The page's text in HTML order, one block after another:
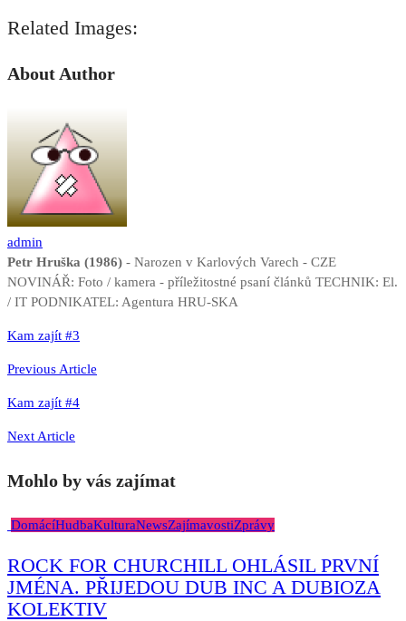
Related Images:
About Author
admin
Petr Hruška (1986) - Narozen v Karlových Varech - CZE
NOVINÁŘ: Foto / kamera - příležitostné psaní článků TECHNIK: El.
/ IT PODNIKATEL: Agentura HRU-SKA
Navigace
pro
Kam zajít #3
Previous Article
Kam zajít #4
Next Article
Mohlo by vás zajímat
DomácíHudbaKulturaNewsZajímavostiZprávy
ROCK FOR CHURCHILL OHLÁSIL PRVNÍ
JMÉNA. PŘIJEDOU DUB INC A DUBIOZA
KOLEKTIV